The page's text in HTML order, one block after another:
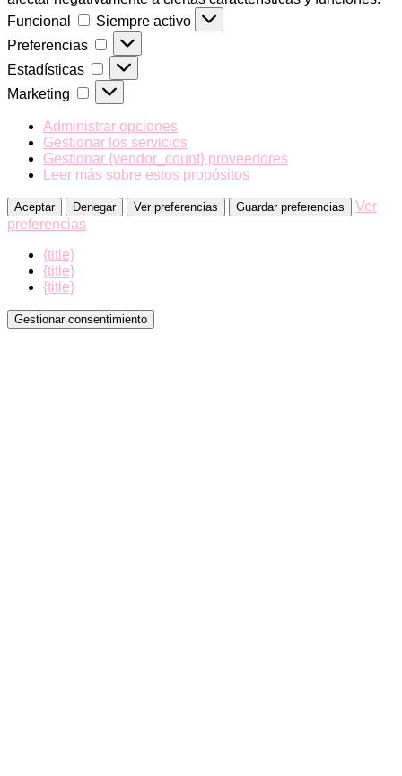
Funcional
Funcional
Siempre activo
Preferencias
Preferencias
Estadísticas Estadísticas
Marketing Marketing
Administrar opciones
Gestionar los servicios
Gestionar {vendor_count} proveedores
Leer más sobre estos propósitos
Aceptar Denegar Ver preferencias Guardar preferencias
Ver
preferencias
{title}
{title}
{title}
Gestionar consentimiento